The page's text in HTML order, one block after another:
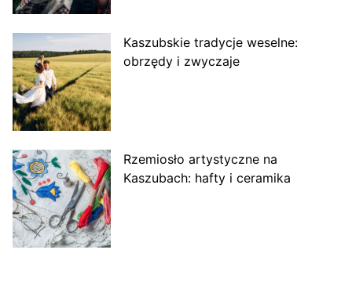
Kaszubskie tradycje weselne:
obrzędy i zwyczaje
Rzemiosło artystyczne na
Kaszubach: hafty i ceramika